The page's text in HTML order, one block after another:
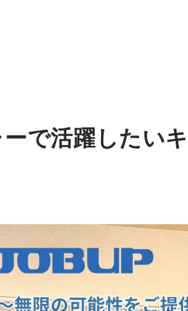
で活躍したい